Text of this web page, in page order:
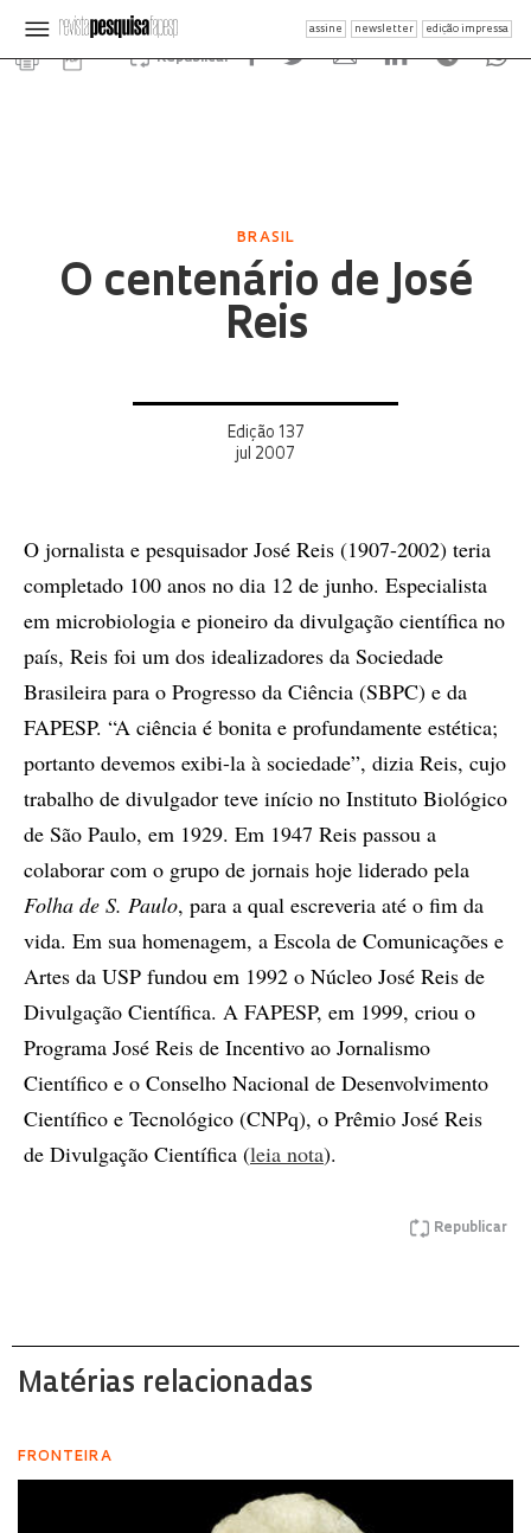
assine newsletter edição impressa
Republicar
BRASIL
O centenário de José
Reis
Edição 137
jul 2007
O jornalista e pesquisador José Reis (1907-2002) teria
completado 100 anos no dia 12 de junho. Especialista
em microbiologia e pioneiro da divulgação científica no
país, Reis foi um dos idealizadores da Sociedade
Brasileira para o Progresso da Ciência (SBPC) e da
FAPESP. “A ciência é bonita e profundamente estética;
portanto devemos exibi-la à sociedade”, dizia Reis, cujo
trabalho de divulgador teve início no Instituto Biológico
de São Paulo, em 1929. Em 1947 Reis passou a
colaborar com o grupo de jornais hoje liderado pela
Folha de S. Paulo, para a qual escreveria até o fim da
vida. Em sua homenagem, a Escola de Comunicações e
Artes da USP fundou em 1992 o Núcleo José Reis de
Divulgação Científica. A FAPESP, em 1999, criou o
Programa José Reis de Incentivo ao Jornalismo
Científico e o Conselho Nacional de Desenvolvimento
Científico e Tecnológico (CNPq), o Prêmio José Reis
de Divulgação Científica (leia nota).
Republicar